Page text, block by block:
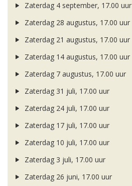
Zaterdag 4 september, 17.00 uur
Zaterdag 28 augustus, 17.00 uur
Zaterdag 21 augustus, 17.00 uur
Zaterdag 14 augustus, 17.00 uur
Zaterdag 7 augustus, 17.00 uur
Zaterdag 31 juli, 17.00 uur
Zaterdag 24 juli, 17.00 uur
Zaterdag 17 juli, 17.00 uur
Zaterdag 10 juli, 17.00 uur
Zaterdag 3 juli, 17.00 uur
Zaterdag 26 juni, 17.00 uur